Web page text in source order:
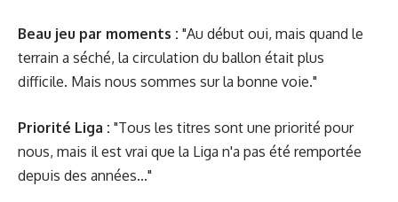
Beau jeu par moments : "Au début oui, mais quand le
terrain a séché, la circulation du ballon était plus
difficile. Mais nous sommes sur la bonne voie."
Priorité Liga : "Tous les titres sont une priorité pour
nous, mais il est vrai que la Liga n'a pas été remportée
depuis des années..."